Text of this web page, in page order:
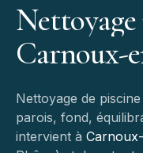
Nettoyage
Carnoux-
Nettoyage de
parois, fond,
intervient à